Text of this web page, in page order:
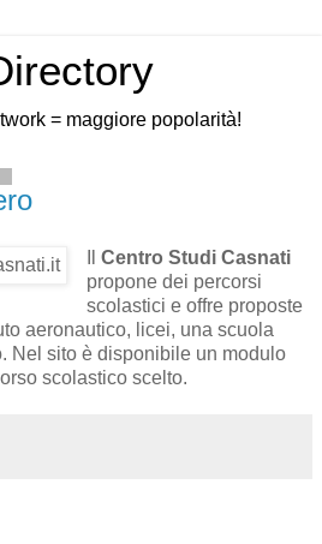
= maggiore popolarità!
Centro Studi Casnati
propone dei percorsi
scolastici e offre proposte
aeronautico, licei, una scuola
Nel sito è disponibile un modulo
scolastico scelto.